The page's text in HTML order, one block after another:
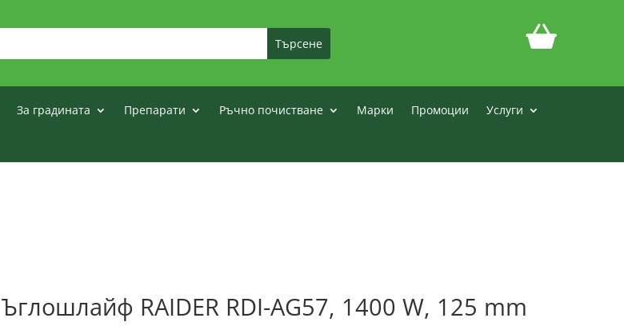
За градината Препарати Ръчно почистване Марки Промоции
Услуги
Ъглошлайф RAIDER RDI-AG57, 1400 W, 125 mm